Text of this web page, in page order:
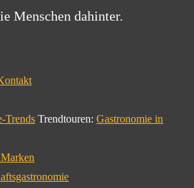
Menschen dahinter.
Trends Trendtouren: Gastronomie in